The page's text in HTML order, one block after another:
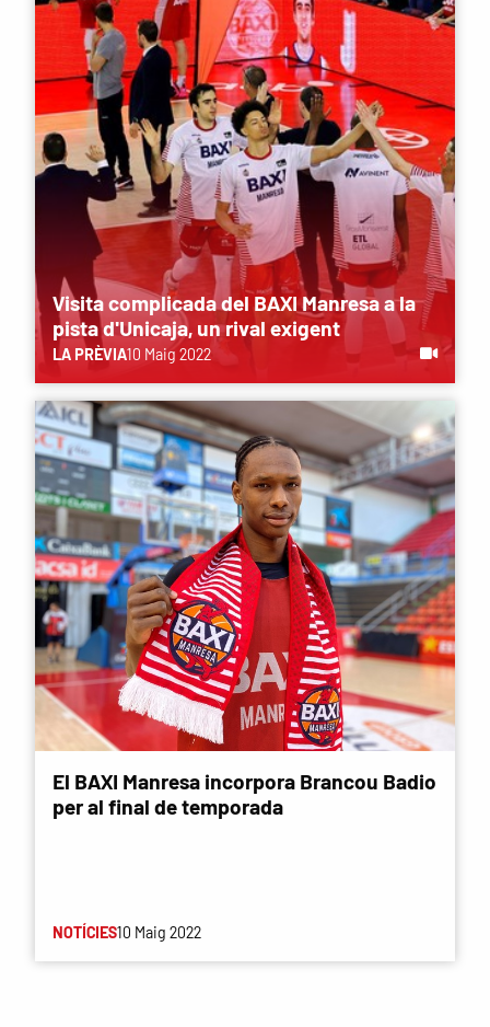
Visita complicada del BAXI Manresa a la
pista d'Unicaja, un rival exigent
LA PRÈVIA10 Maig 2022
El BAXI Manresa incorpora Brancou Badio
per al final de temporada
NOTÍCIES10 Maig 2022